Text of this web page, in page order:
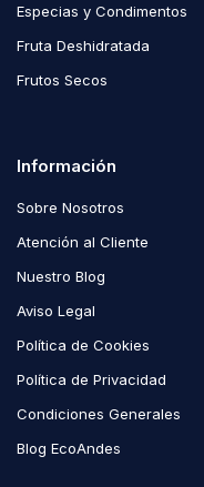
Especias y Condimentos
Fruta Deshidratada
Frutos Secos
Información
Sobre Nosotros
Atención al Cliente
Nuestro Blog
Aviso Legal
Política de Cookies
Política de Privacidad
Condiciones Generales
Blog EcoAndes